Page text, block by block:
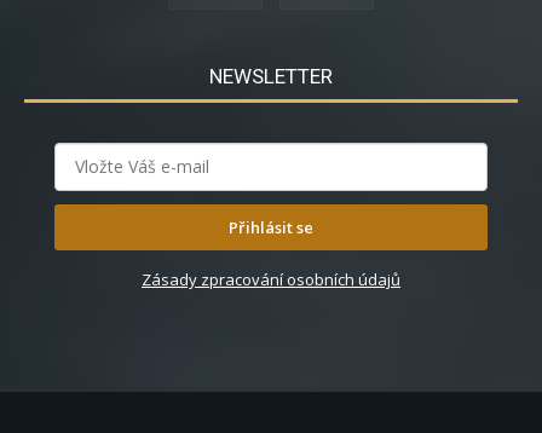
NEWSLETTER
Přihlásit se
Zásady zpracování osobních údajů